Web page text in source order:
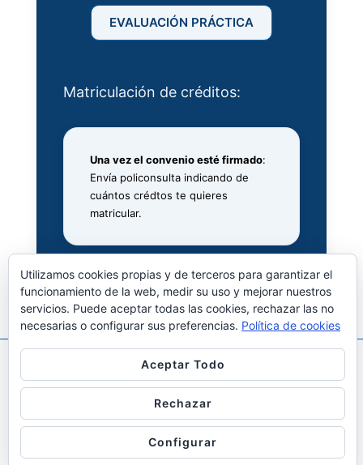
EVALUACIÓN PRÁCTICA
Matriculación de créditos:
Una vez el convenio esté firmado:
Envía policonsulta indicando de
cuántos crédtos te quieres
matricular.
Copyright © 2026Prácticas en Empresa, Empleo y
Emprendimiento ETSIT| Funciona con
Responsive
Utilizamos cookies propias y de terceros para garantizar el
funcionamiento de la web, medir su uso y mejorar nuestros
servicios. Puede aceptar todas las cookies, rechazar las no
necesarias o configurar sus preferencias. Política de cookies
Aceptar Todo
Rechazar
Configurar